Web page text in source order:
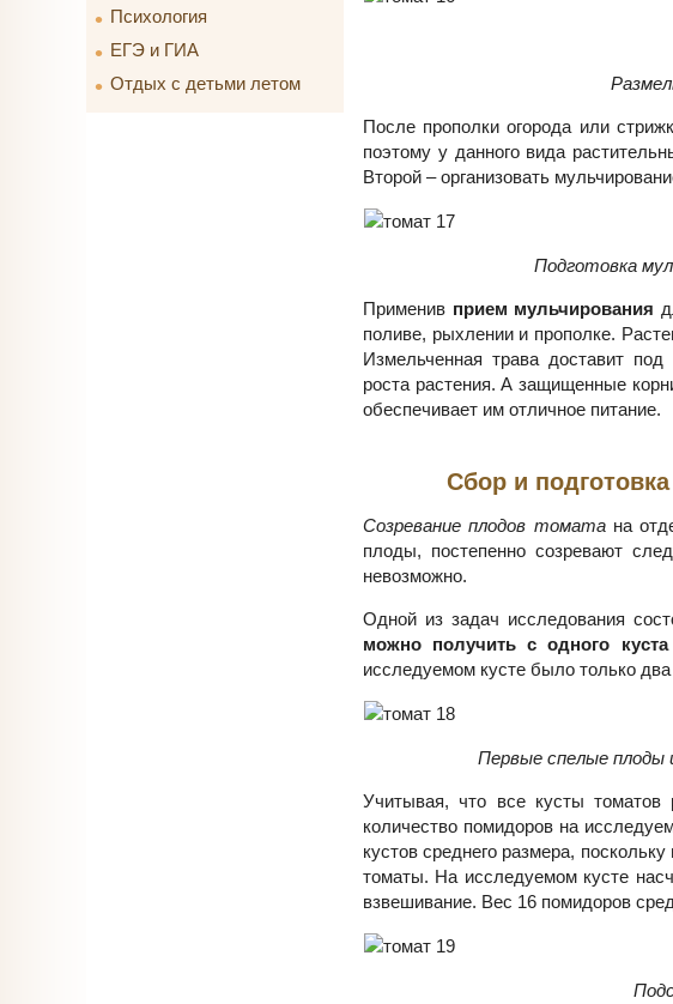
Психология
ЕГЭ и ГИА
Отдых с детьми летом
После прополки огорода или
поэтому у данного вида
Второй – организовать
Подготовка
Применив прием мульчирования
поливе, рыхлении и прополке.
Измельченная трава доставит
роста растения. А защищенные
обеспечивает им отличное питание.
Сбор и
Созревание плодов томатана
плоды, постепенно созревают
невозможно.
Одной из задач исследования
можно получить с одного
исследуемом кусте было только
Первые спелые плоды
Учитывая, что все кусты
количество помидоров на
кустов среднего размера,
томаты. На исследуемом кусте
взвешивание. Вес 16 помидоров